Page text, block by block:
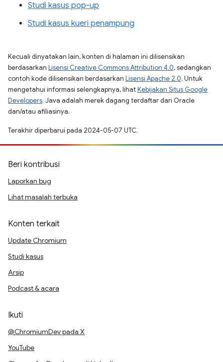
Studi kasus pop-up
Studi kasus kueri penampung
Kecuali dinyatakan lain, konten di halaman ini dilisensikan
berdasarkan Lisensi Creative Commons Attribution 4.0, sedangkan
contoh kode dilisensikan berdasarkan Lisensi Apache 2.0. Untuk
mengetahui informasi selengkapnya, lihatKebijakan Situs Google
Developers. Java adalah merek dagang terdaftar dari Oracle
dan/atau afiliasinya.
Terakhir diperbarui pada 2024-05-07 UTC.
Beri kontribusi
Laporkan bug
Lihat masalah terbuka
Konten terkait
Update Chromium
Studi kasus
Arsip
Podcast & acara
Ikuti
@ChromiumDev pada X
YouTube